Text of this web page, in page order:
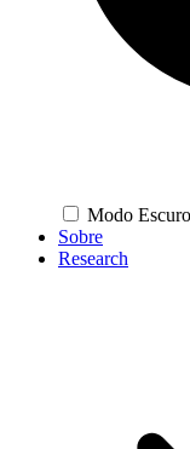
Modo Escuro
Sobre
Research